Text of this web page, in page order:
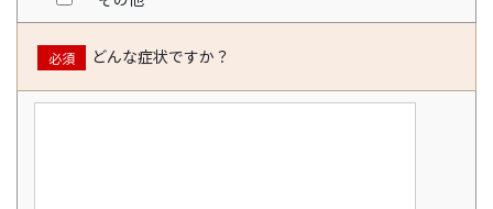
必須 どんな症状ですか？